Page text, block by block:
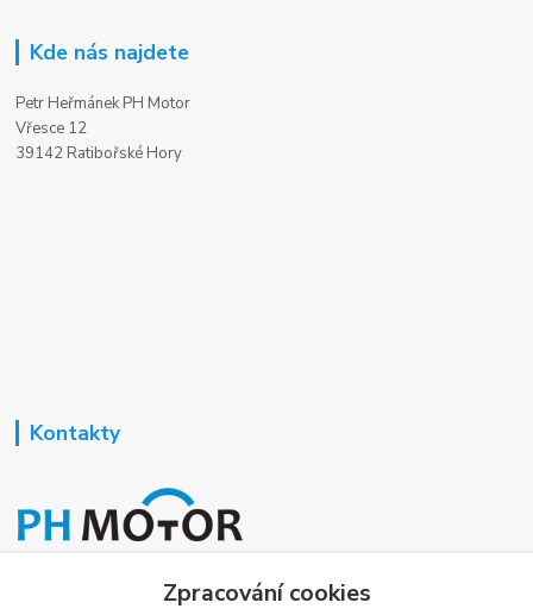
Kde nás najdete
Petr Heřmánek PH Motor
Vřesce 12
39142 Ratibořské Hory
Kontakty
Zpracování cookies